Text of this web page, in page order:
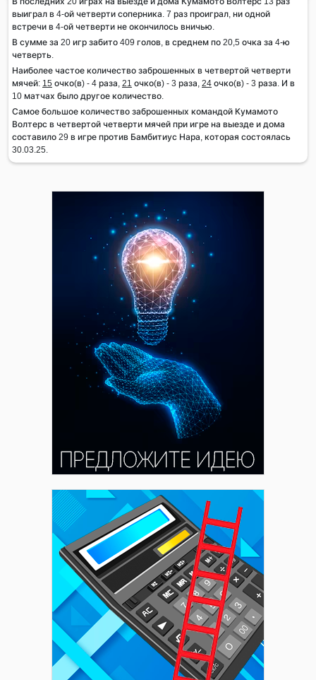
выиграл в 4-ой четверти соперника. 7 раз проиграл, ни одной
встречи в 4-ой четверти не окончилось вничью.
В сумме за 20 игр забито 409 голов, в среднем по 20,5 очка за 4-ю
четверть.
Наиболее частое количество заброшенных в четвертой четверти
мячей: 15 очко(в) - 4 раза, 21 очко(в) - 3 раза, 24 очко(в) - 3 раза. И в
10 матчах было другое количество.
Самое большое количество заброшенных командой Кумамото
Волтерс в четвертой четверти мячей при игре на выезде и дома
составило 29 в игре против Бамбитиус Нара, которая состоялась
30.03.25.